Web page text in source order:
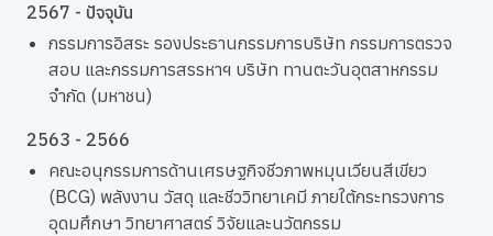
2567 - ปัจจุบัน
กรรมการอิสระ รองประธานกรรมการบริษัท กรรมการตรวจ
สอบ และกรรมการสรรหาฯ บริษัท ทานตะวันอุตสาหกรรม
จำกัด (มหาชน)
2563 - 2566
คณะอนุกรรมการด้านเศรษฐกิจชีวภาพหมุนเวียนสีเขียว
(BCG) พลังงาน วัสดุ และชีววิทยาเคมี ภายใต้กระทรวงการ
อุดมศึกษา วิทยาศาสตร์ วิจัยและนวัตกรรม